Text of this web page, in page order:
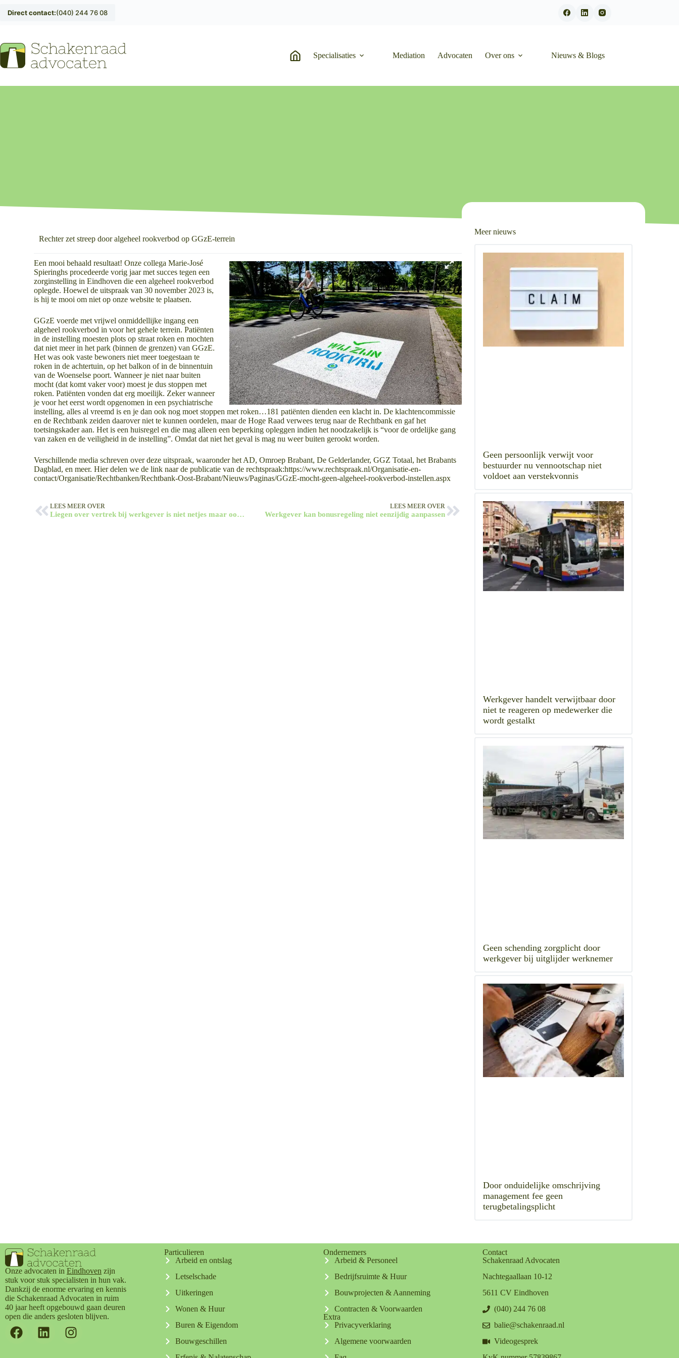
Direct contact:(040) 244 76 08
Specialisaties Mediation Advocaten Over ons Nieuws & Blogs
Rechter zet streep door algeheel rookverbod op GGzE-terrein
Een mooi behaald resultaat! Onze collega Marie-José
Spieringhs procedeerde vorig jaar met succes tegen een
zorginstelling in Eindhoven die een algeheel rookverbod
oplegde. Hoewel de uitspraak van 30 november 2023 is,
is hij te mooi om niet op onze website te plaatsen.
GGzE voerde met vrijwel onmiddellijke ingang een
algeheel rookverbod in voor het gehele terrein. Patiënten
in de instelling moesten plots op straat roken en mochten
dat niet meer in het park (binnen de grenzen) van GGzE.
Het was ook vaste bewoners niet meer toegestaan te
roken in de achtertuin, op het balkon of in de binnentuin
van de Woenselse poort. Wanneer je niet naar buiten
mocht (dat komt vaker voor) moest je dus stoppen met
roken. Patiënten vonden dat erg moeilijk. Zeker wanneer
je voor het eerst wordt opgenomen in een psychiatrische
instelling, alles al vreemd is en je dan ook nog moet stoppen met roken…181 patiënten dienden een klacht in. De klachtencommissie
en de Rechtbank zeiden daarover niet te kunnen oordelen, maar de Hoge Raad verwees terug naar de Rechtbank en gaf het
toetsingskader aan. Het is een huisregel en die mag alleen een beperking opleggen indien het noodzakelijk is “voor de ordelijke gang
van zaken en de veiligheid in de instelling”. Omdat dat niet het geval is mag nu weer buiten gerookt worden.
Verschillende media schreven over deze uitspraak, waaronder het AD, Omroep Brabant, De Gelderlander, GGZ Totaal, het Brabants
Dagblad, en meer. Hier delen we de link naar de publicatie van de rechtspraak:https://www.rechtspraak.nl/Organisatie-en-
contact/Organisatie/Rechtbanken/Rechtbank-Oost-Brabant/Nieuws/Paginas/GGzE-mocht-geen-algeheel-rookverbod-instellen.aspx
LEES MEER OVER
Liegen over vertrek bij werkgever is niet netjes maar ook niet altijd onrechtmatig
LEES MEER OVER
Werkgever kan bonusregeling niet eenzijdig aanpassen
Meer nieuws
Geen persoonlijk verwijt voor
bestuurder nu vennootschap niet
voldoet aan verstekvonnis
Werkgever handelt verwijtbaar door
niet te reageren op medewerker die
wordt gestalkt
Geen schending zorgplicht door
werkgever bij uitglijder werknemer
Door onduidelijke omschrijving
management fee geen
terugbetalingsplicht
Onze advocaten in Eindhoven zijn
stuk voor stuk specialisten in hun vak.
Dankzij de enorme ervaring en kennis
die Schakenraad Advocaten in ruim
40 jaar heeft opgebouwd gaan deuren
open die anders gesloten blijven.
Particulieren
Arbeid en ontslag
Letselschade
Uitkeringen
Wonen & Huur
Buren & Eigendom
Bouwgeschillen
Ondernemers
Arbeid & Personeel
Bedrijfsruimte & Huur
Bouwprojecten & Aanneming
Contracten & Voorwaarden
Extra
Privacyverklaring
Algemene voorwaarden
Contact
Schakenraad Advocaten
Nachtegaallaan 10-12
5611 CV Eindhoven
(040) 244 76 08
balie@schakenraad.nl
Videogesprek